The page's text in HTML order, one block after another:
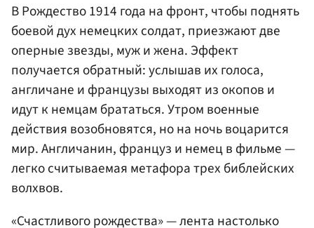
В Рождество 1914 года на фронт, чтобы поднять
боевой дух немецких солдат, приезжают две
оперные звезды, муж и жена. Эффект
получается обратный: услышав их голоса,
англичане и французы выходят из окопов и
идут к немцам брататься. Утром военные
действия возобновятся, но на ночь воцарится
мир. Англичанин, француз и немец в фильме —
легко считываемая метафора трех библейских
волхвов.
«Счастливого рождества» — лента настолько